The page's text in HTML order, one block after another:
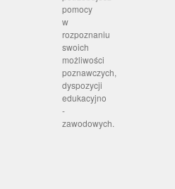
pomocy
w
rozpoznaniu
swoich
możliwości
poznawczych,
dyspozycji
edukacyjno
-
zawodowych.